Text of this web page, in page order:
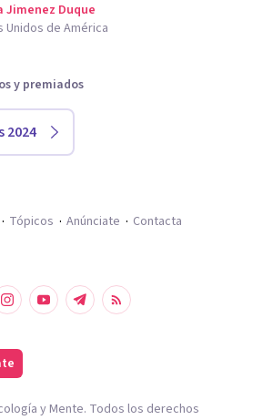
Jimenez Duque
Unidos de América
y premiados
2024
Tópicos Anúnciate Contacta
y Mente. Todos los derechos